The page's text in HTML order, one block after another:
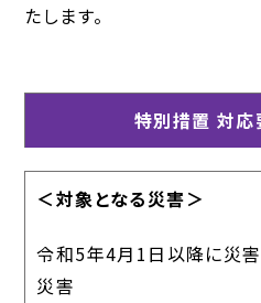
たします。
特別措置 対応
＜対象となる災害＞
令和5年4月1日以降に災
災害